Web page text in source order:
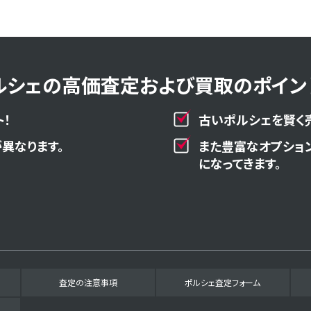
ェの高価査定および買取のポイン
古いポルシェを賢く
なります。
また豊富なオプシ
になってきます。
査定の注意事項 ポルシェ査定フォーム